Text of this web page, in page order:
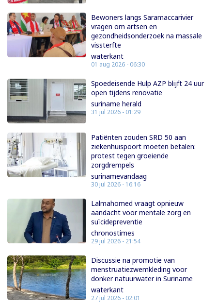
Bewoners langs Saramaccarivier
vragen om artsen en
gezondheidsonderzoek na massale
vissterfte
waterkant
01 aug 2026 - 06:30
Spoedeisende Hulp AZP blijft 24 uur
open tijdens renovatie
suriname herald
31 jul 2026 - 01:29
Patiënten zouden SRD 50 aan
ziekenhuispoort moeten betalen:
protest tegen groeiende
zorgdrempels
surinamevandaag
30 jul 2026 - 16:16
Lalmahomed vraagt opnieuw
aandacht voor mentale zorg en
suïcidepreventie
chronostimes
29 jul 2026 - 21:54
Discussie na promotie van
menstruatiezwemkleding voor
donker natuurwater in Suriname
waterkant
27 jul 2026 - 02:01